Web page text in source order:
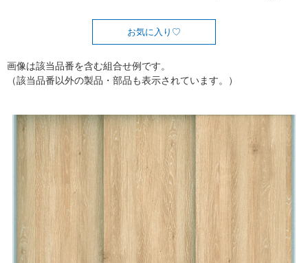
お気に入り
画像は該当品番を含む組合せ例です。
（該当品番以外の製品・部品も表示されています。）